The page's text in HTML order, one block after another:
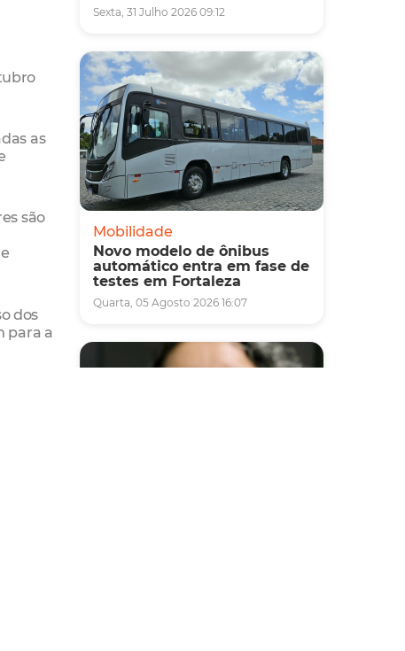
as
são
dos
para a
Sexta, 31 Julho 2026 09:12
Mobilidade
Novo modelo de ônibus
automático entra em fase de
testes em Fortaleza
Quarta, 05 Agosto 2026 16:07